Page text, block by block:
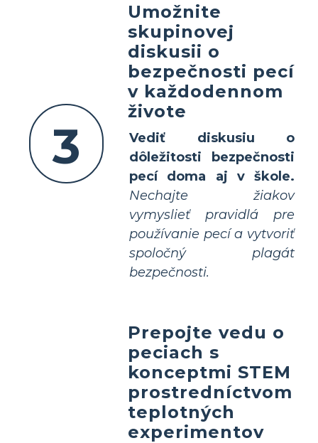
3
Umožnite
skupinovej
diskusii o
bezpečnosti pecí
v každodennom
živote
Vediť diskusiu o
dôležitosti bezpečnosti
pecí doma aj v škole.
Nechajte žiakov
vymyslieť pravidlá pre
používanie pecí a vytvoriť
spoločný plagát
bezpečnosti.
Prepojte vedu o
peciach s
konceptmi STEM
prostredníctvom
teplotných
experimentov